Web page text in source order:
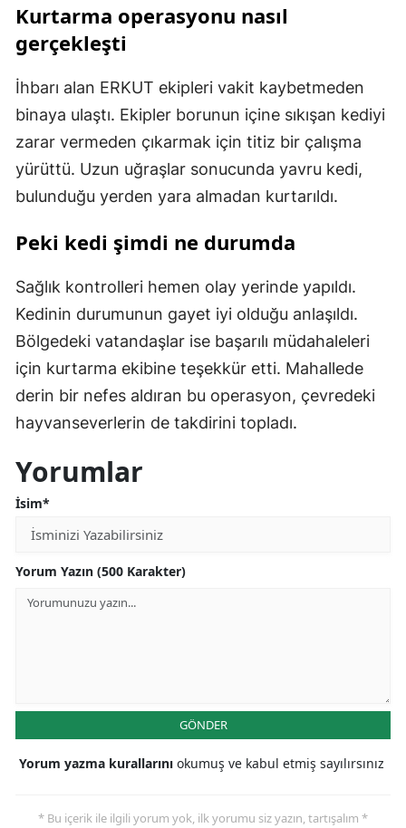
Kurtarma operasyonu nasıl
gerçekleşti
İhbarı alan ERKUT ekipleri vakit kaybetmeden
binaya ulaştı. Ekipler borunun içine sıkışan kediyi
zarar vermeden çıkarmak için titiz bir çalışma
yürüttü. Uzun uğraşlar sonucunda yavru kedi,
bulunduğu yerden yara almadan kurtarıldı.
Peki kedi şimdi ne durumda
Sağlık kontrolleri hemen olay yerinde yapıldı.
Kedinin durumunun gayet iyi olduğu anlaşıldı.
Bölgedeki vatandaşlar ise başarılı müdahaleleri
için kurtarma ekibine teşekkür etti. Mahallede
derin bir nefes aldıran bu operasyon, çevredeki
hayvanseverlerin de takdirini topladı.
Yorumlar
İsim*
Yorum Yazın (500 Karakter)
GÖNDER
Yorum yazma kurallarını okumuş ve kabul etmiş sayılırsınız
* Bu içerik ile ilgili yorum yok, ilk yorumu siz yazın, tartışalım *